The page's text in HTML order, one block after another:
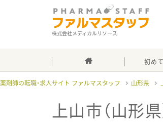
株式会社メディカルリソース
初め
薬剤師の転職・求人サイト ファルマスタッフ 山形県
上山市（山形